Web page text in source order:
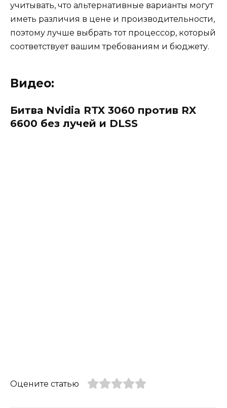
учитывать, что альтернативные варианты могут
иметь различия в цене и производительности,
поэтому лучше выбрать тот процессор, который
соответствует вашим требованиям и бюджету.
Видео:
Битва Nvidia RTX 3060 против RX
6600 без лучей и DLSS
Оцените статью